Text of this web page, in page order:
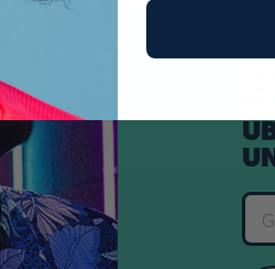
Nickel ausgesetzt sind.
finden Sie unter